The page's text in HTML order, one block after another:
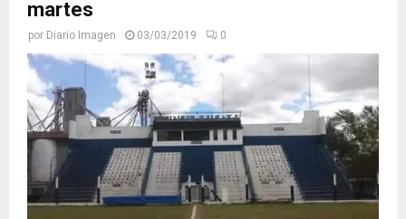
martes
por Diario Imagen 03/03/2019 0